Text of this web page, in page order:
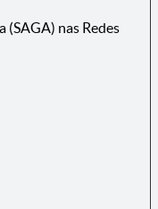
(SAGA) nas Redes